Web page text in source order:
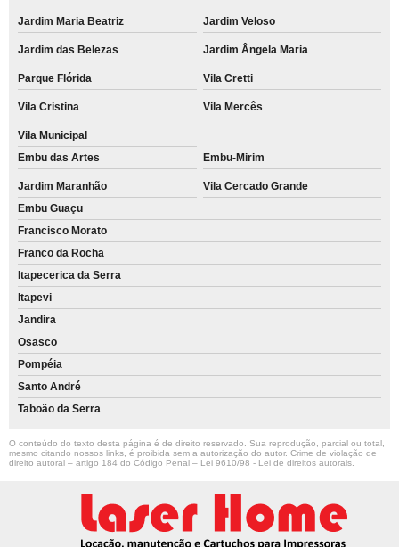
Jardim Maria Beatriz Jardim Veloso
Jardim das Belezas Jardim Ângela Maria
Parque Flórida Vila Cretti
Vila Cristina Vila Mercês
Vila Municipal
Embu das Artes
Embu-Mirim
Jardim Maranhão
Vila Cercado Grande
Embu Guaçu
Francisco Morato
Franco da Rocha
Itapecerica da Serra
Itapevi
Jandira
Osasco
Pompéia
Santo André
Taboão da Serra
O conteúdo do texto desta página é de direito reservado. Sua reprodução, parcial ou total,
mesmo citando nossos links, é proibida sem a autorização do autor. Crime de violação de
direito autoral – artigo 184 do Código Penal – Lei 9610/98 - Lei de direitos autorais